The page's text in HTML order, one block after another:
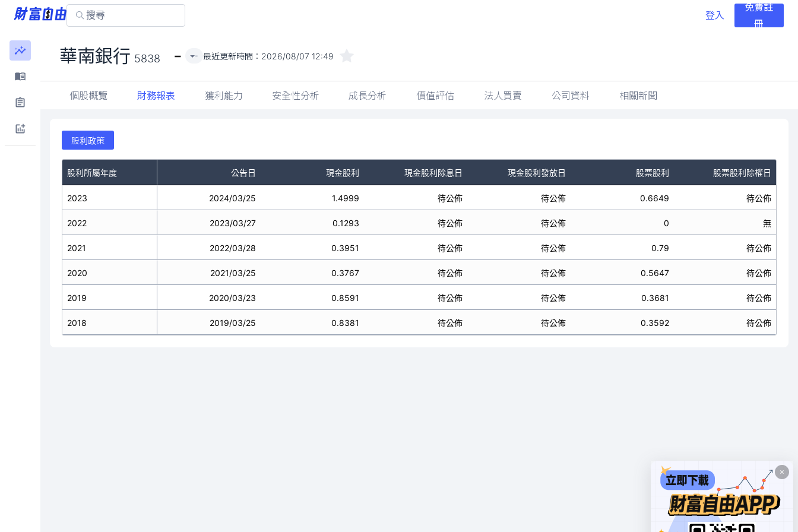
登入
免費註
冊
華南銀行 5838 - - 最近更新時間： 2026/08/07 12:49
個股概覽 財務報表 獲利能力 安全性分析 成長分析 價值評估 法人買賣 公司資料 相關新聞
股利政策
股利所屬年度 公告日 現金股利 現金股利除息日 現金股利發放日 股票股利 股票股利除權日
2023
2022
2021
2020
2019
2018
2024/03/25 1.4999 待公佈 待公佈 0.6649 待公佈
2023/03/27 0.1293 待公佈 待公佈 0 無
2022/03/28 0.3951 待公佈 待公佈 0.79 待公佈
2021/03/25 0.3767 待公佈 待公佈 0.5647 待公佈
2020/03/23 0.8591 待公佈 待公佈 0.3681 待公佈
2019/03/25 0.8381 待公佈 待公佈 0.3592 待公佈